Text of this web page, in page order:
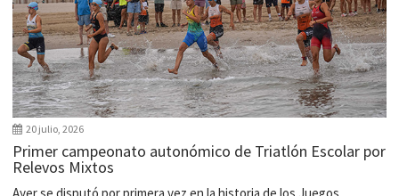
20 julio, 2026
Primer campeonato autonómico de Triatlón Escolar por
Relevos Mixtos